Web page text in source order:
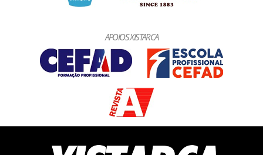
APOIOS XISTARCA